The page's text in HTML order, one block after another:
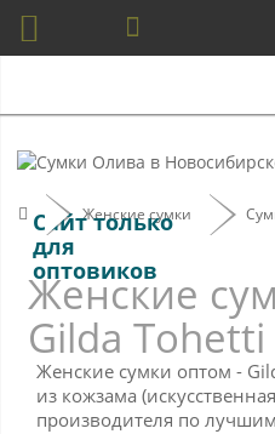
Сайт только
для
оптовиков
Женские сумки
Женские
Gilda Tohetti
Женские сумки оптом -
из кожзама
производителя по